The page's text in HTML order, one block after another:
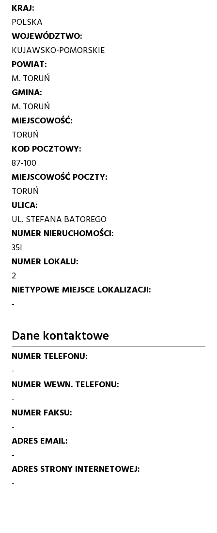
KRAJ
POLSKA
WOJEWÓDZTWO
KUJAWSKO-POMORSKIE
POWIAT
M. TORUŃ
GMINA
M. TORUŃ
MIEJSCOWOŚĆ
TORUŃ
KOD POCZTOWY
87-100
MIEJSCOWOŚĆ POCZTY
TORUŃ
ULICA
UL. STEFANA BATOREGO
NUMER NIERUCHOMOŚCI
35I
NUMER LOKALU
2
NIETYPOWE MIEJSCE LOKALIZACJI
-
Dane kontaktowe
NUMER TELEFONU
-
NUMER WEWN. TELEFONU
-
NUMER FAKSU
-
ADRES EMAIL
-
ADRES STRONY INTERNETOWEJ
-